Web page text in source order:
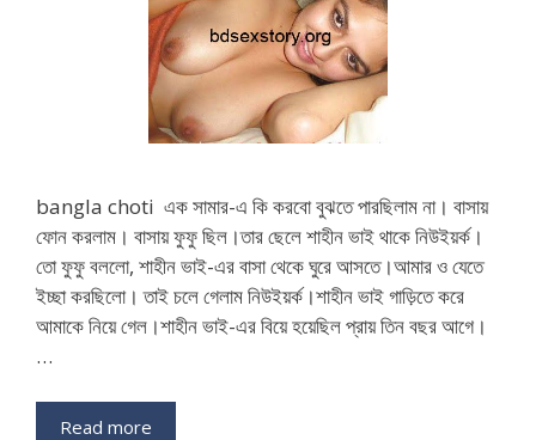
bangla choti এক সামার-এ কি করবো বুঝতে পারছিলাম না। বাসায়
ফোন করলাম। বাসায় ফুফু ছিল।তার ছেলে শাহীন ভাই থাকে নিউইয়র্ক।
তো ফুফু বললো, শাহীন ভাই-এর বাসা থেকে ঘুরে আসতে।আমার ও যেতে
ইচ্ছা করছিলো। তাই চলে গেলাম নিউইয়র্ক।শাহীন ভাই গাড়িতে করে
আমাকে নিয়ে গেল।শাহীন ভাই-এর বিয়ে হয়েছিল প্রায় তিন বছর আগে।
…
Read more